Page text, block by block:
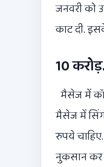
जनवरी को
काट दी.
10
मैसेज में
मैसेज में
रुपये
नुकसान कर